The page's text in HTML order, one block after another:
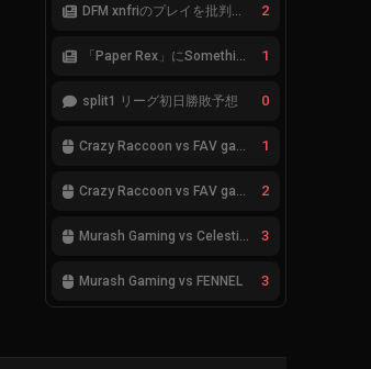
DFM xnfriのプレイを批判したアナリストにFnatic Boasterが反応「DFMは仕組みの強化が必要なだけ」 2
「Paper Rex」にSomethingが加入 1
split1 リーグ初日勝敗予想 0
Crazy Raccoon vs FAV gaming 1
Crazy Raccoon vs FAV gaming 2
Murash Gaming vs Celestials 3
Murash Gaming vs FENNEL 3